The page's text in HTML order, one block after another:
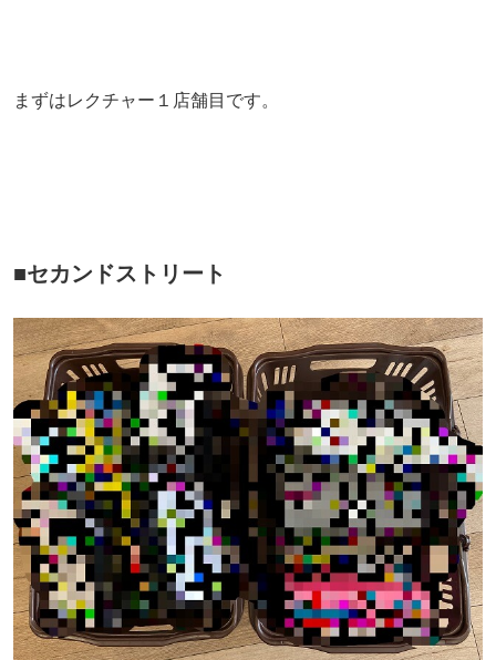
まずはレクチャー１店舗目です。
■セカンドストリート